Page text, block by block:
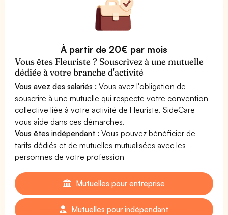
À partir de 20€ par mois
Vous êtes Fleuriste ? Souscrivez à une mutuelle
dédiée à votre branche d'activité
Vous avez des salariés : Vous avez l'obligation de
souscrire à une mutuelle qui respecte votre convention
collective liée à votre activité de Fleuriste. SideCare
vous aide dans ces démarches.
Vous êtes indépendant : Vous pouvez bénéficier de
tarifs dédiés et de mutuelles mutualisées avec les
personnes de votre profession
Mutuelles pour entreprise
Mutuelles pour indépendant